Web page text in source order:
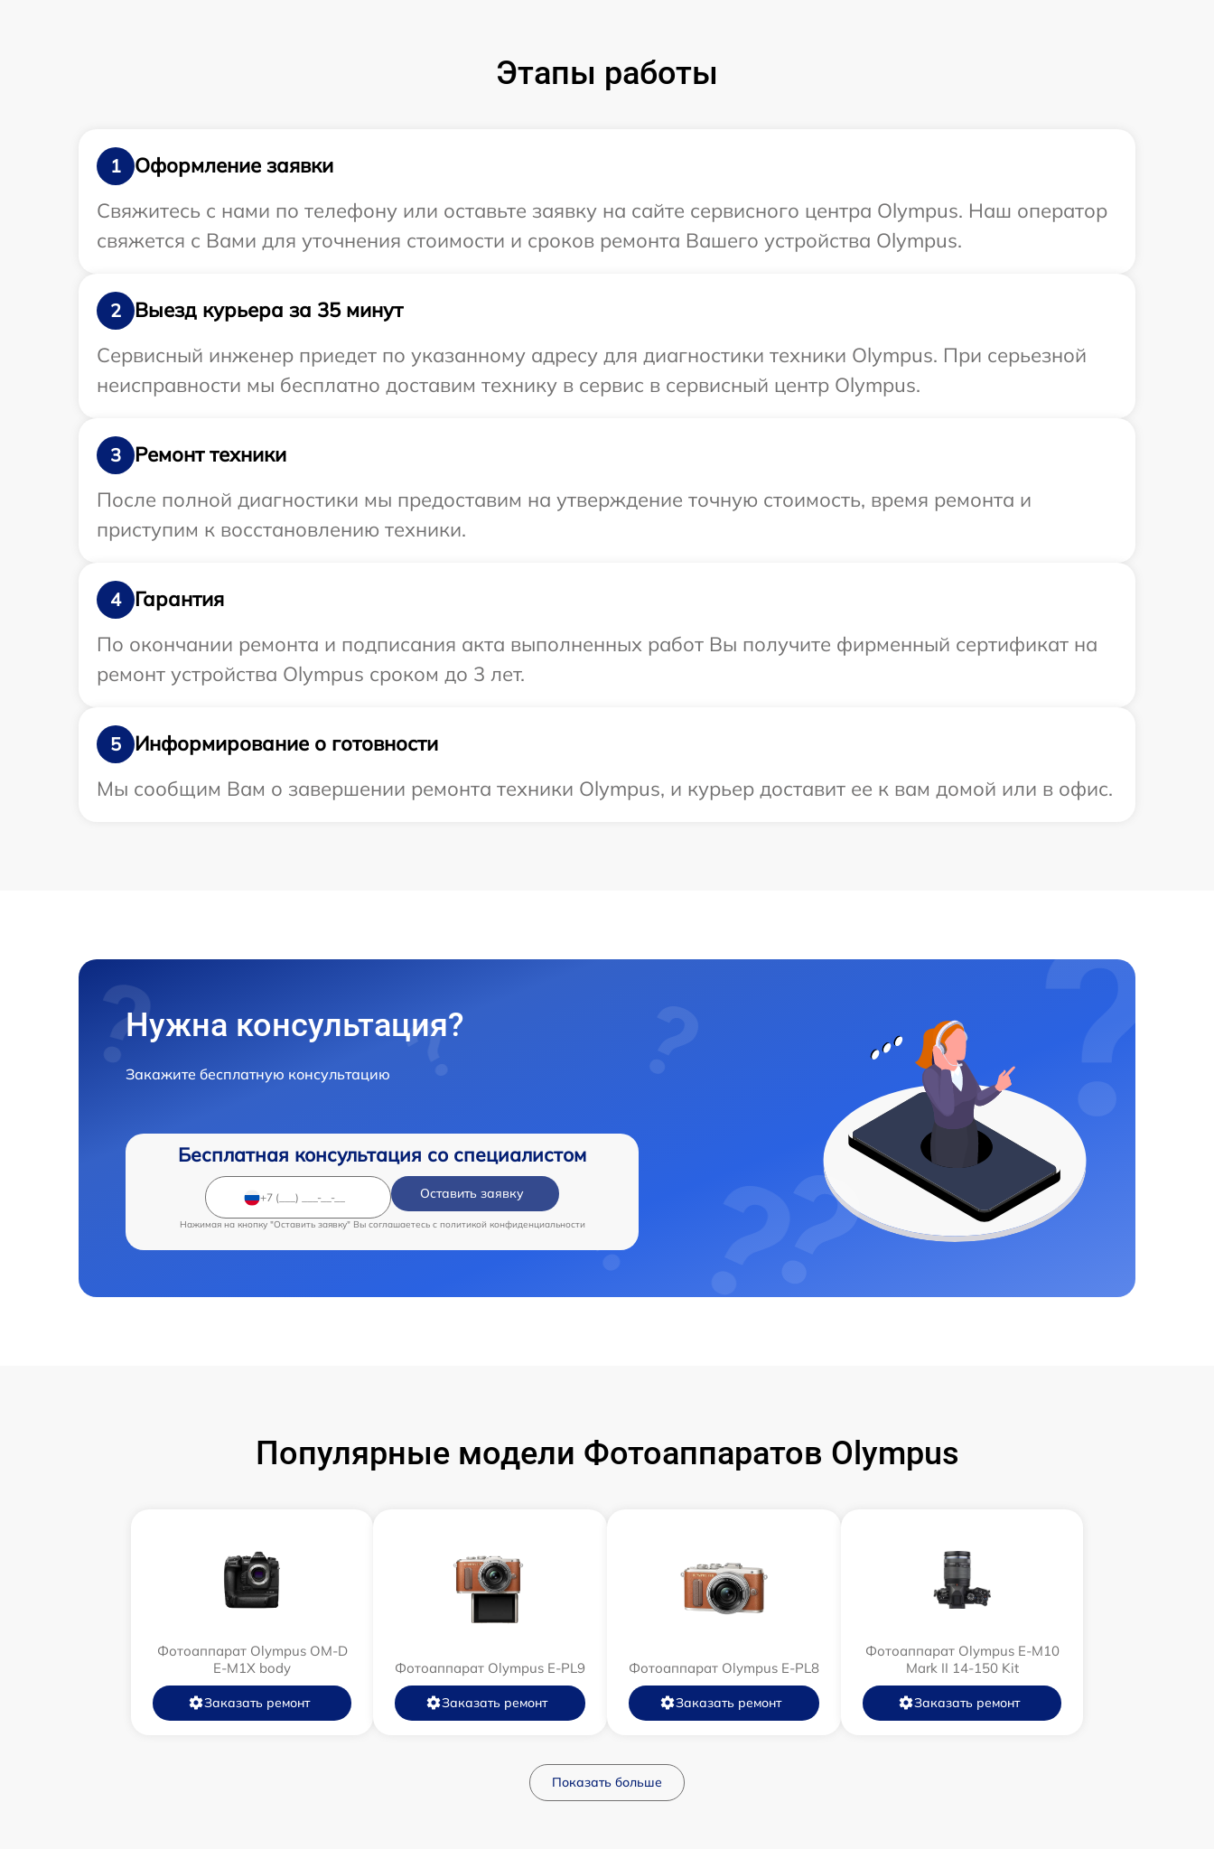
Этапы работы
1
Оформление заявки
Свяжитесь с нами по телефону или оставьте заявку на сайте сервисного центра Olympus. Наш оператор
свяжется с Вами для уточнения стоимости и сроков ремонта Вашего устройства Olympus.
2
Выезд курьера за 35 минут
Сервисный инженер приедет по указанному адресу для диагностики техники Olympus. При серьезной
неисправности мы бесплатно доставим технику в сервис в сервисный центр Olympus.
3
Ремонт техники
После полной диагностики мы предоставим на утверждение точную стоимость, время ремонта и
приступим к восстановлению техники.
4
Гарантия
По окончании ремонта и подписания акта выполненных работ Вы получите фирменный сертификат на
ремонт устройства Olympus сроком до 3 лет.
5
Информирование о готовности
Мы сообщим Вам о завершении ремонта техники Olympus, и курьер доставит ее к вам домой или в офис.
Нужна консультация?
Закажите бесплатную консультацию
Бесплатная консультация со специалистом
Оставить заявку
Нажимая на кнопку "Оставить заявку" Вы соглашаетесь c политикой конфиденциальности
Популярные модели Фотоаппаратов Olympus
Фотоаппарат Olympus OM-D
E-M1X body
Заказать ремонт
Фотоаппарат Olympus E‑PL9
Заказать ремонт
Фотоаппарат Olympus E-PL8
Заказать ремонт
Фотоаппарат Olympus E‑M10
Mark II 14-150 Kit
Заказать ремонт
Показать больше